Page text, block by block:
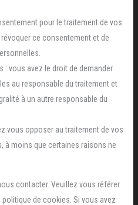
pour le traitement de vos
ce consentement et de
: vous avez le droit de demander
au responsable du traitement et
à un autre responsable du
vous opposer au traitement de vos
à moins que certaines raisons ne
contacter. Veuillez vous référer
de cookies. Si vous avez